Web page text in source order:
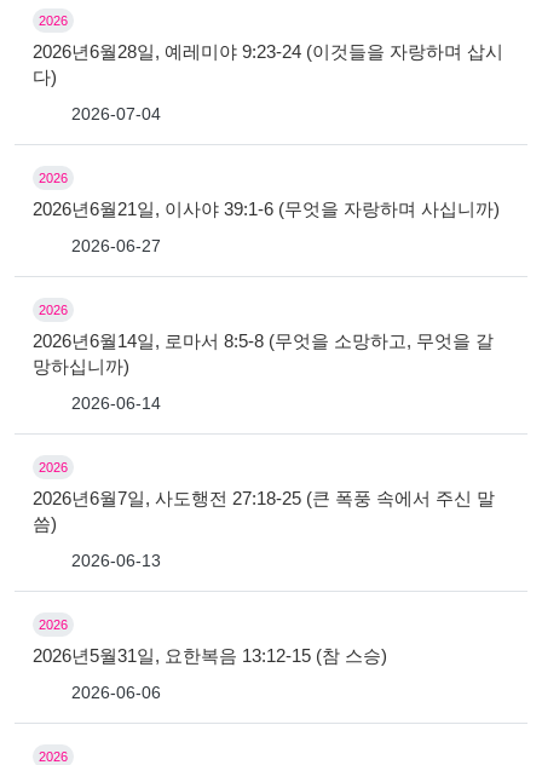
2026
2026년6월28일, 예레미야 9:23-24 (이것들을 자랑하며 삽시
다)
2026-07-04
2026
2026년6월21일, 이사야 39:1-6 (무엇을 자랑하며 사십니까)
2026-06-27
2026
2026년6월14일, 로마서 8:5-8 (무엇을 소망하고, 무엇을 갈
망하십니까)
2026-06-14
2026
2026년6월7일, 사도행전 27:18-25 (큰 폭풍 속에서 주신 말
씀)
2026-06-13
2026
2026년5월31일, 요한복음 13:12-15 (참 스승)
2026-06-06
2026